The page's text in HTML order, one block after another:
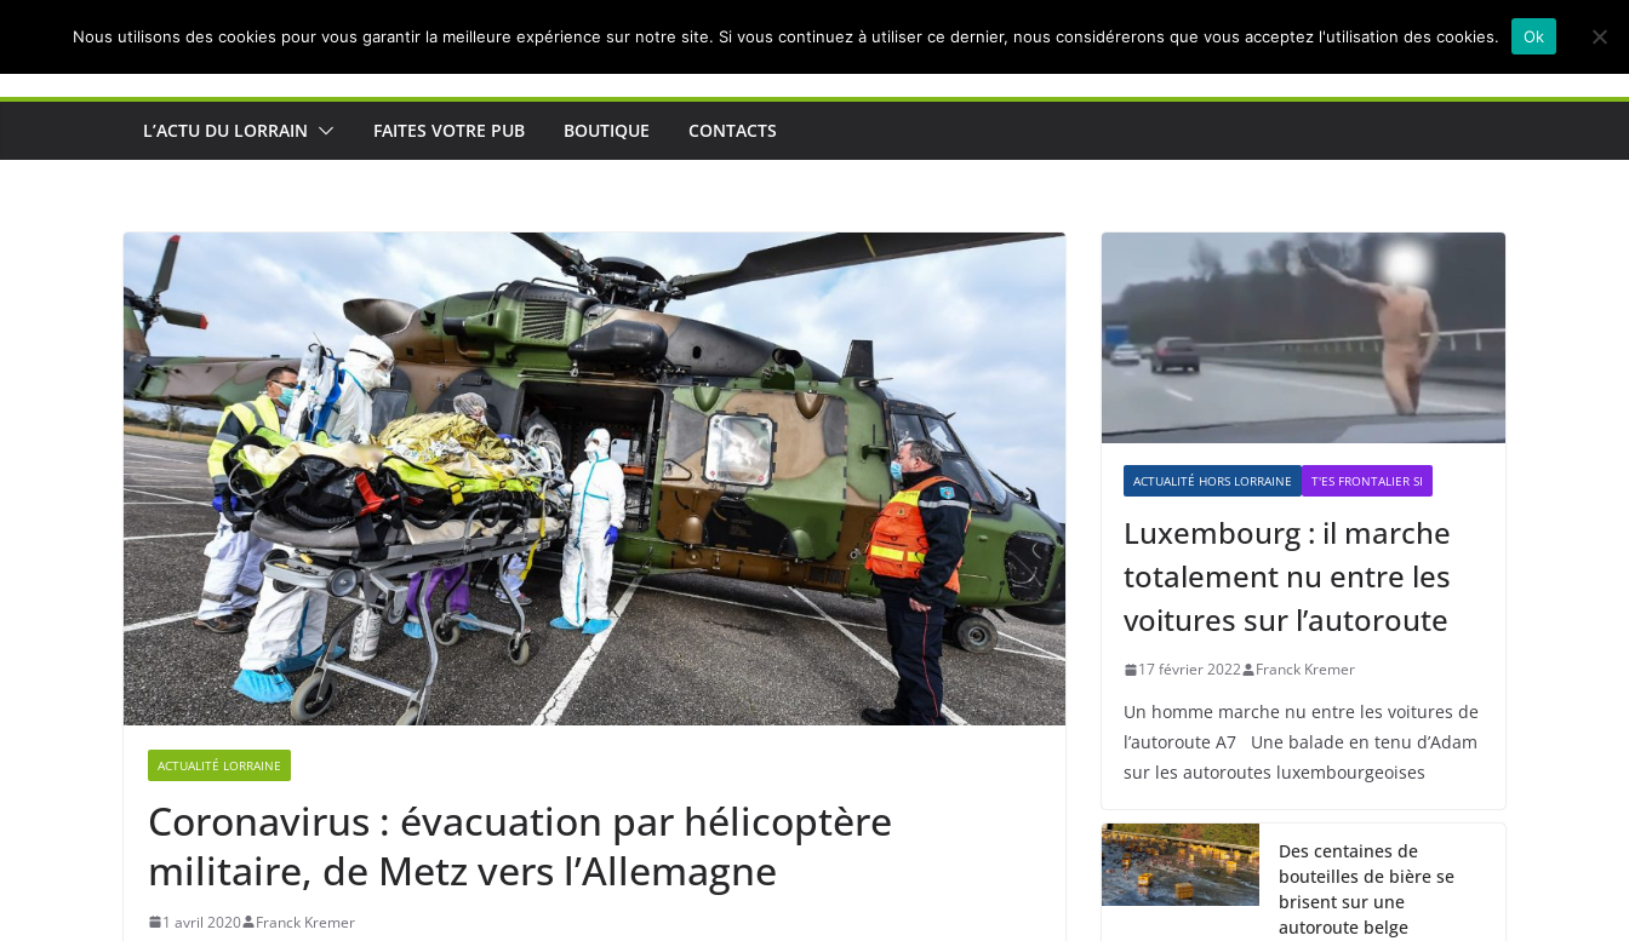
Actualités de Lorraine pour les Lorrains
L’ACTU DU LORRAIN FAITES VOTRE PUB BOUTIQUE CONTACTS
ACTUALITÉ LORRAINE
Coronavirus : évacuation par hélicoptère
militaire, de Metz vers l’Allemagne
1 avril 2020 Franck Kremer
ACTUALITÉ HORS LORRAINE T'ES FRONTALIER SI
Luxembourg : il marche
totalement nu entre les
voitures sur l’autoroute
17 février 2022 Franck Kremer
Un homme marche nu entre les voitures de
l’autoroute A7 Une balade en tenu d’Adam
sur les autoroutes luxembourgeoises
Des centaines de
bouteilles de bière se
brisent sur une
autoroute belge
Nous utilisons des cookies pour vous garantir la meilleure expérience sur notre site. Si vous continuez à utiliser ce dernier, nous considérerons que vous acceptez l'utilisation des cookies. Ok